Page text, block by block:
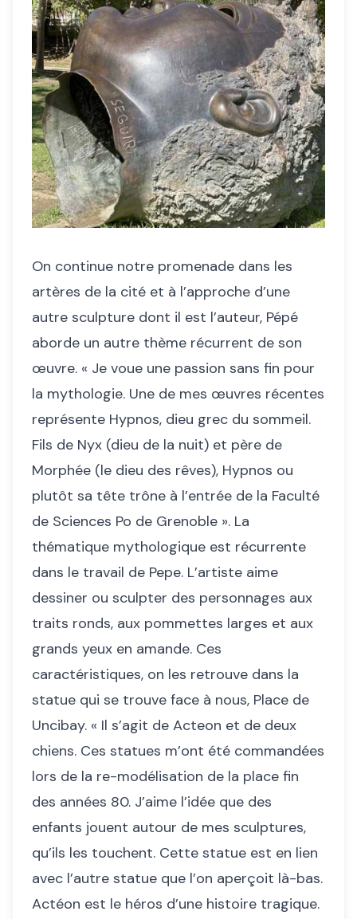
On continue notre promenade dans les
artères de la cité et à l’approche d’une
autre sculpture dont il est l’auteur, Pépé
aborde un autre thème récurrent de son
œuvre. « Je voue une passion sans fin pour
la mythologie. Une de mes œuvres récentes
représente Hypnos, dieu grec du sommeil.
Fils de Nyx (dieu de la nuit) et père de
Morphée (le dieu des rêves), Hypnos ou
plutôt sa tête trône à l’entrée de la Faculté
de Sciences Po de Grenoble ». La
thématique mythologique est récurrente
dans le travail de Pepe. L’artiste aime
dessiner ou sculpter des personnages aux
traits ronds, aux pommettes larges et aux
grands yeux en amande. Ces
caractéristiques, on les retrouve dans la
statue qui se trouve face à nous, Place de
Uncibay. « Il s’agit de Acteon et de deux
chiens. Ces statues m’ont été commandées
lors de la re-modélisation de la place fin
des années 80. J’aime l’idée que des
enfants jouent autour de mes sculptures,
qu’ils les touchent. Cette statue est en lien
avec l’autre statue que l’on aperçoit là-bas.
Actéon est le héros d’une histoire tragique.